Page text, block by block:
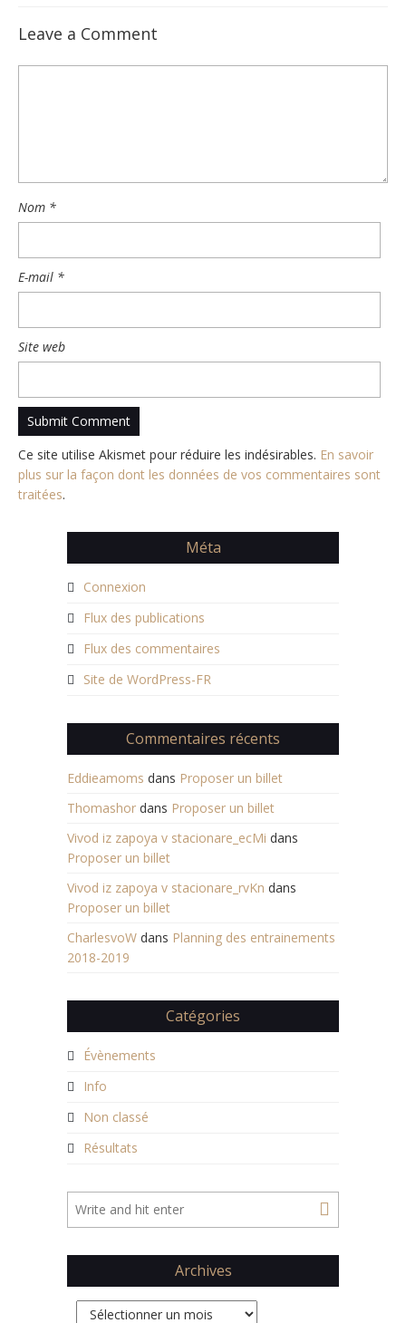
Leave a Comment
Nom *
E-mail *
Site web
Ce site utilise Akismet pour réduire les indésirables. En savoir
plus sur la façon dont les données de vos commentaires sont
traitées.
Méta
Connexion
Flux des publications
Flux des commentaires
Site de WordPress-FR
Commentaires récents
Eddieamoms dans Proposer un billet
Thomashor dans Proposer un billet
Vivod iz zapoya v stacionare_ecMi dans
Proposer un billet
Vivod iz zapoya v stacionare_rvKn dans
Proposer un billet
CharlesvoW dans Planning des entrainements
2018-2019
Catégories
Évènements
Info
Non classé
Résultats
Archives
Archives